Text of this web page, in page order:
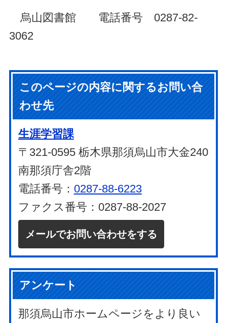
烏山図書館 電話番号 0287-82-
3062
このページの内容に関するお問い合
わせ先
生涯学習課
〒321-0595 栃木県那須烏山市大金240
南那須庁舎2階
電話番号： 0287-88-6223
ファクス番号：0287-88-2027
メールでお問い合わせをする
アンケート
那須烏山市ホームページをより良い